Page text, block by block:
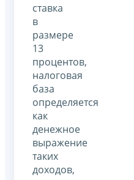
ставка
в
размере
13
процентов,
налоговая
база
определяется
как
денежное
выражение
таких
доходов,